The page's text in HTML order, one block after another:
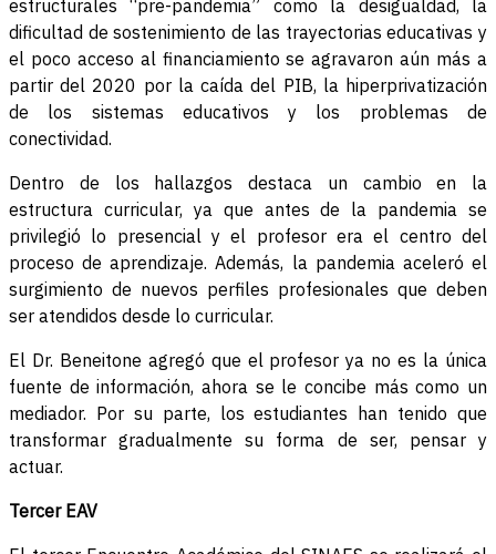
estructurales “pre-pandemia” como la desigualdad, la
dificultad de sostenimiento de las trayectorias educativas y
el poco acceso al financiamiento se agravaron aún más a
partir del 2020 por la caída del PIB, la hiperprivatización
de los sistemas educativos y los problemas de
conectividad.
Dentro de los hallazgos destaca un cambio en la
estructura curricular, ya que antes de la pandemia se
privilegió lo presencial y el profesor era el centro del
proceso de aprendizaje. Además, la pandemia aceleró el
surgimiento de nuevos perfiles profesionales que deben
ser atendidos desde lo curricular.
El Dr. Beneitone agregó que el profesor ya no es la única
fuente de información, ahora se le concibe más como un
mediador. Por su parte, los estudiantes han tenido que
transformar gradualmente su forma de ser, pensar y
actuar.
Tercer EAV